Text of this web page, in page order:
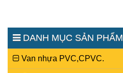
DANH MỤC SẢN PHẨM
Van nhựa PVC,CPVC.